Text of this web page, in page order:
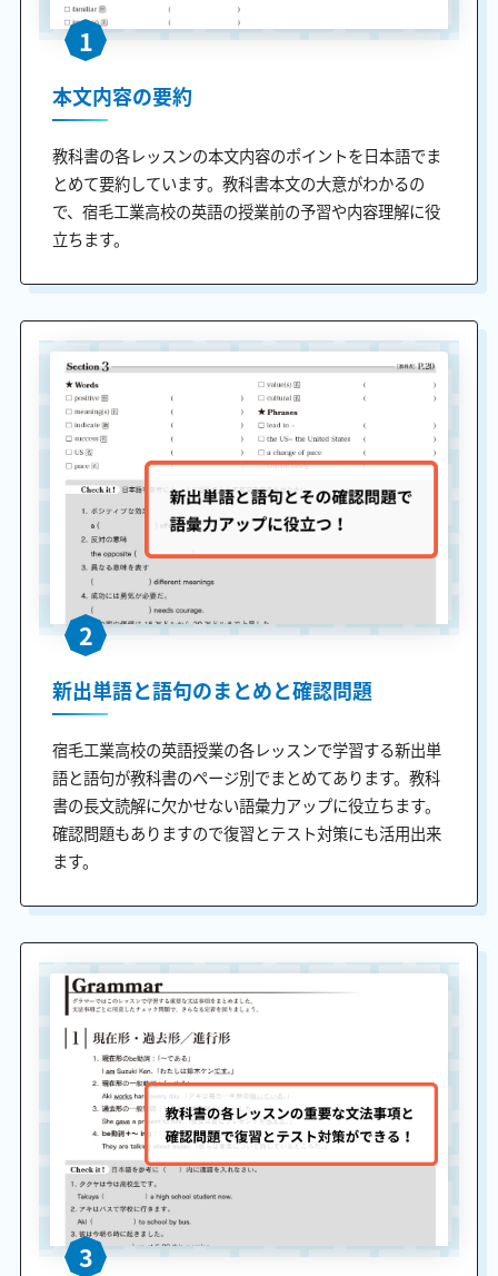
1
本文内容の要約
教科書の各レッスンの本文内容のポイントを日本語でま
とめて要約しています。教科書本文の大意がわかるの
で、宿毛工業高校の英語の授業前の予習や内容理解に役
立ちます。
2
新出単語と語句のまとめと確認問題
宿毛工業高校の英語授業の各レッスンで学習する新出単
語と語句が教科書のページ別でまとめてあります。教科
書の長文読解に欠かせない語彙力アップに役立ちます。
確認問題もありますので復習とテスト対策にも活用出来
ます。
3